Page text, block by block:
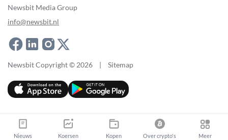
Newsbit Media Group
info@newsbit.nl
Newsbit Copyright © 2026 | Sitemap
Nieuws Koersen Kopen Over crypto's Meer